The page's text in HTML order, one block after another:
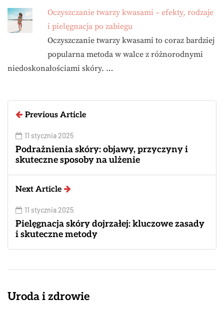
Oczyszczanie twarzy kwasami – efekty, rodzaje
i pielęgnacja po zabiegu
Oczyszczanie twarzy kwasami to coraz bardziej
popularna metoda w walce z różnorodnymi
niedoskonałościami skóry. …
Previous Article
11 stycznia 2025
Podrażnienia skóry: objawy, przyczyny i
skuteczne sposoby na ulżenie
Next Article
11 stycznia 2025
Pielęgnacja skóry dojrzałej: kluczowe zasady
i skuteczne metody
Uroda i zdrowie